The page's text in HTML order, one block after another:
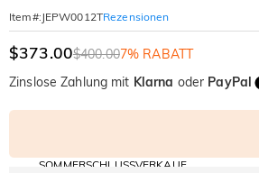
Item#: JEPW0012TRezensionen
$373.00$400.007% RABATT
Zinslose Zahlung mit Klarna oder PayPal
SOMMERSCHLUSSVERKAUF